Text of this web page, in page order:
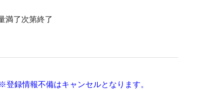
満了次第終了
※登録情報不備はキャンセルとなります。